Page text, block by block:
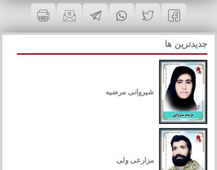
جدیدترین ها
شیروانی مرضیه
مزارعی ولی